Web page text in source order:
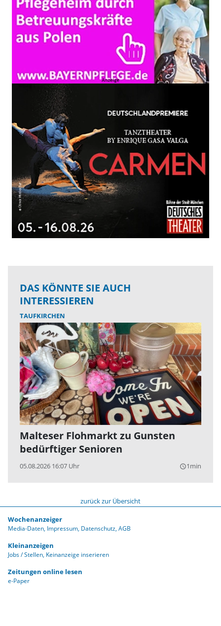
DAS KÖNNTE SIE AUCH
INTERESSIEREN
TAUFKIRCHEN
Malteser Flohmarkt zu Gunsten
bedürftiger Senioren
05.08.2026 16:07 Uhr query_builder1min
zurück zur Übersicht
Wochenanzeiger
Media-Daten Impressum Datenschutz AGB
Kleinanzeigen
Jobs / Stellen Keinanzeige inserieren
Zeitungen online lesen
e-Paper